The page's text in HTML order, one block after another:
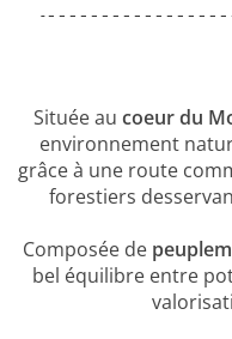
Située au coeur du
environnement
grâce à une route
forestiers
Composée de
bel équilibre entre